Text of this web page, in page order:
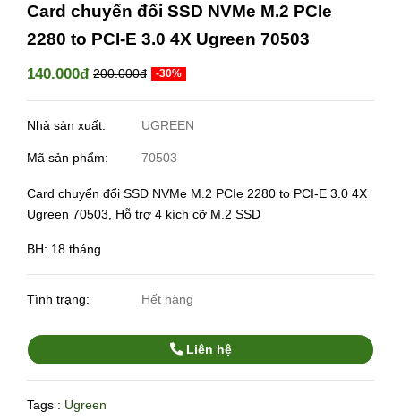
Card chuyển đổi SSD NVMe M.2 PCIe
2280 to PCI-E 3.0 4X Ugreen 70503
140.000đ 200.000đ -30%
Nhà sản xuất: UGREEN
Mã sản phẩm: 70503
Card chuyển đổi SSD NVMe M.2 PCIe 2280 to PCI-E 3.0 4X
Ugreen 70503, Hỗ trợ 4 kích cỡ M.2 SSD
BH: 18 tháng
Tình trạng: Hết hàng
Liên hệ
Tags : Ugreen